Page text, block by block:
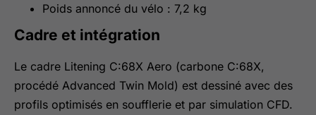
Poids annoncé du vélo : 7,2 kg
Cadre et intégration
Le cadre Litening C:68X Aero (carbone C:68X,
procédé Advanced Twin Mold) est dessiné avec des
profils optimisés en soufflerie et par simulation CFD.